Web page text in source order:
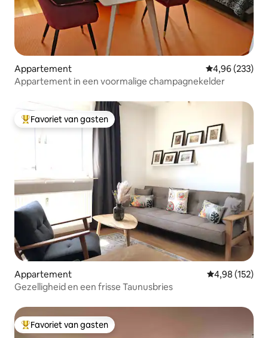
Appartement Gemiddelde
4,96 (233)
Appartement in een voormalige champagnekelder
Topfavoriet van gasten
Favoriet van gasten
Appartement Gemiddelde
4,98 (152)
Gezelligheid en een frisse Taunusbries
Topfavoriet van gasten
Favoriet van gasten